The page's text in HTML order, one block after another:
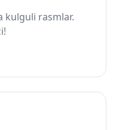
kulguli rasmlar.